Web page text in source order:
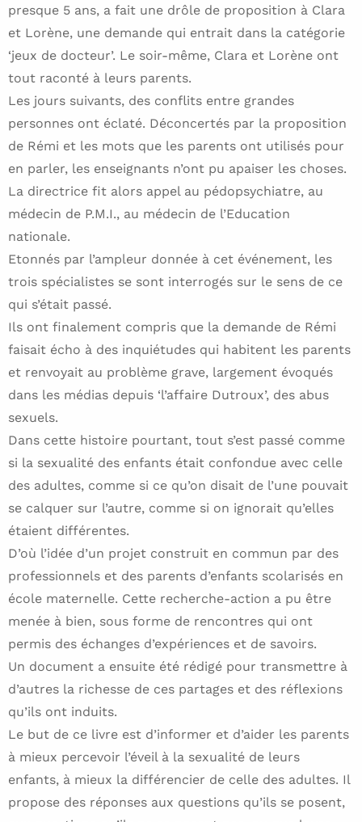
presque 5 ans, a fait une drôle de proposition à Clara
et Lorène, une demande qui entrait dans la catégorie
‘jeux de docteur’. Le soir-même, Clara et Lorène ont
tout raconté à leurs parents.
Les jours suivants, des conflits entre grandes
personnes ont éclaté. Déconcertés par la proposition
de Rémi et les mots que les parents ont utilisés pour
en parler, les enseignants n’ont pu apaiser les choses.
La directrice fit alors appel au pédopsychiatre, au
médecin de P.M.I., au médecin de l’Education
nationale.
Etonnés par l’ampleur donnée à cet événement, les
trois spécialistes se sont interrogés sur le sens de ce
qui s’était passé.
Ils ont finalement compris que la demande de Rémi
faisait écho à des inquiétudes qui habitent les parents
et renvoyait au problème grave, largement évoqués
dans les médias depuis ‘l’affaire Dutroux’, des abus
sexuels.
Dans cette histoire pourtant, tout s’est passé comme
si la sexualité des enfants était confondue avec celle
des adultes, comme si ce qu’on disait de l’une pouvait
se calquer sur l’autre, comme si on ignorait qu’elles
étaient différentes.
D’où l’idée d’un projet construit en commun par des
professionnels et des parents d’enfants scolarisés en
école maternelle. Cette recherche-action a pu être
menée à bien, sous forme de rencontres qui ont
permis des échanges d’expériences et de savoirs.
Un document a ensuite été rédigé pour transmettre à
d’autres la richesse de ces partages et des réflexions
qu’ils ont induits.
Le but de ce livre est d’informer et d’aider les parents
à mieux percevoir l’éveil à la sexualité de leurs
enfants, à mieux la différencier de celle des adultes. Il
propose des réponses aux questions qu’ils se posent,